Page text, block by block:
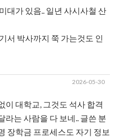
대가 있음.. 일년 사시사철 산
서 박사까지 쭉 가는것도 인
2026-05-30
이 대학교, 그것도 석사 합격
라는 사람을 다 보네.. 글쓴 분
장학금 프로세스도 자기 정보